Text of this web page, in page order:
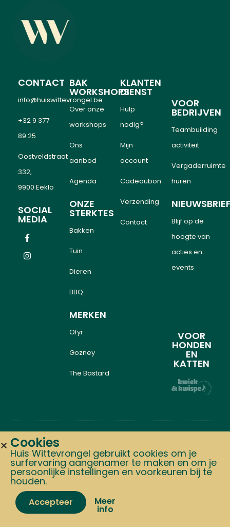
CONTACT
info@huiswittevrongel.be
+32 9 377
89 25
Oostveldstraat
332,
9900 Eeklo
SOCIAL
MEDIA
BAK
WORKSHOPS
Over onze
workshops
Ons
aanbod
Agenda
ONZE
STERKTES
Bakken
Tuin
Dieren
BBQ
MERKEN
Ofyr
Gozney
The Bastard
KLANTEN
DIENST
Hulp
nodig?
Mijn
account
Cadeaubon
Verzending
Contact
VOOR
BEDRIJVEN
Teambuilding
activiteit
Vergaderruimte
huren
Blijf op de
hoogte van
acties en
events
VOOR
HONDEN
EN
KATTEN
Copyright © 2024 Alle
rechten voorbehouden Huis
Wittevrongel,
Graphics: Studio.tiff
Website: Team Made
Cookies
Huis Wittevrongel gebruikt cookies om je
surfervaring aangenamer te maken en om je
persoonlijke instellingen en voorkeuren bij te
houden.
Accepteer Meer
info